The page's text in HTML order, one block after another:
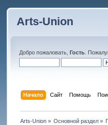
Arts-Union
Добро пожаловать,Гость .
Начало Сайт Помощь
Arts-Union» Основной раздел »